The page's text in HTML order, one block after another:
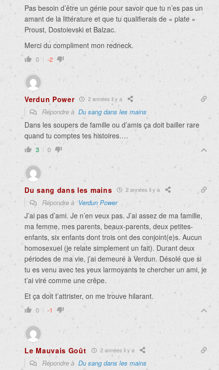
Pas besoin d’être un génie pour savoir que tu n’es pas un
amant de la littérature et que tu qualifierais de « plate »
Proust, Dostoievski et Balzac.
Merci du compliment mon redneck.
0 -2
Verdun Power 2 années il y a
Répondre à Du sang dans les mains
Dans les soupers de famille ou d’amis ça doit bailler rare
quand tu comptes tes histoires….
3 0
Du sang dans les mains 2 années il y a
Répondre àVerdun Power
J’ai pas d’ami. Je n’en veux pas. J’ai assez de ma famille,
ma femme, mes parents, beaux-parents, deux petites-
enfants, six enfants dont trois ont des conjoint(e)s. Aucun
homosexuel (je relate simplement un fait). Durant deux
périodes de ma vie, j’ai demeuré à Verdun. Désolé que si
tu es venu avec tes yeux larmoyants te chercher un ami, je
t’ai viré comme une crêpe.
Et ça doit t’attrister, on me trouve hilarant.
0 -1
Le Mauvais Goût 2 années il y a
Répondre à Du sang dans les mains